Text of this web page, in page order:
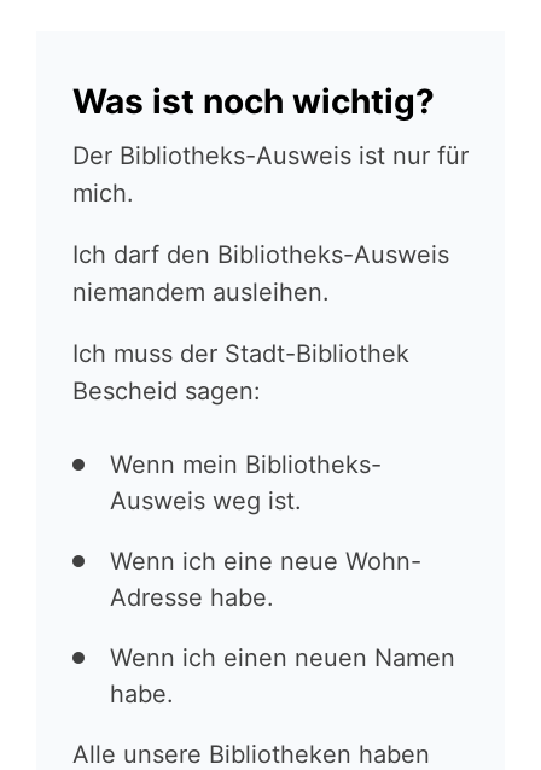
Was ist noch wichtig?
Der Bibliotheks-Ausweis ist nur für
mich.
Ich darf den Bibliotheks-Ausweis
niemandem ausleihen.
Ich muss der Stadt-Bibliothek
Bescheid sagen:
Wenn mein Bibliotheks-
Ausweis weg ist.
Wenn ich eine neue Wohn-
Adresse habe.
Wenn ich einen neuen Namen
habe.
Alle unsere Bibliotheken haben